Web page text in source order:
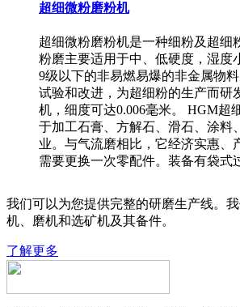
超细微粉磨粉机
超细微粉磨粉机是一种细粉及超细
粉磨主要适用于中、低硬度，湿度
9级以下的非易燃易爆的非金属物
试验和改进，为超细粉的生产而研
机，细度可达0.006毫米。 HGM超
于加工石膏、方解石、滑石、涂料
业。与气流磨相比，它经济实惠、
需要更换一次零配件。装备有袋式
我们可以为您提供完整的研磨生产线。
机、磨机和选矿机及其备件。
了解更多